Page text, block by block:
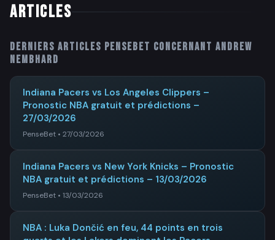
Articles
Derniers articles PenseBet concernant Andrew
Nembhard
Indiana Pacers vs Los Angeles Clippers –
Pronostic NBA gratuit et prédictions –
27/03/2026
PenseBet • 27/03/2026
Indiana Pacers vs New York Knicks – Pronostic
NBA gratuit et prédictions – 13/03/2026
PenseBet • 13/03/2026
NBA : Luka Dončić en feu, 44 points en trois